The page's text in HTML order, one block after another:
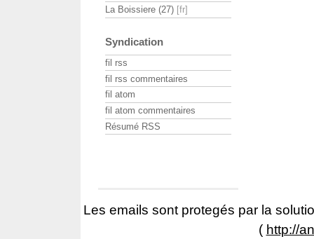
La Boissiere (27)
Syndication
fil rss
fil rss commentaires
fil atom
fil atom commentaires
Résumé RSS
Les emails sont protegés par la
( http://